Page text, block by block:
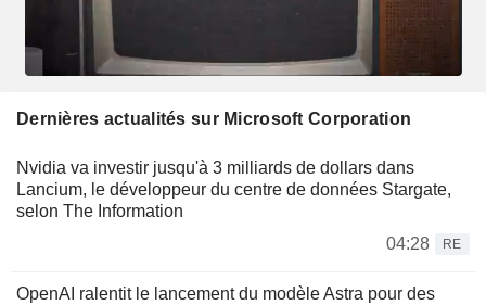
Dernières actualités sur Microsoft Corporation
Nvidia va investir jusqu'à 3 milliards de dollars dans
Lancium, le développeur du centre de données Stargate,
selon The Information
04:28
RE
OpenAI ralentit le lancement du modèle Astra pour des